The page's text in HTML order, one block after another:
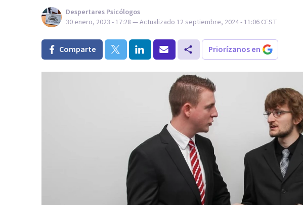
Despertares Psicólogos
30 enero, 2023 - 17:28 — Actualizado 12 septiembre, 2024 - 11:06 CEST
Comparte Priorízanos en